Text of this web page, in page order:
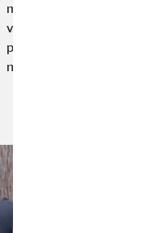
manželů Tomečkových a
vedoucího OVB. Na
pohledu a mladému páru
naráz.